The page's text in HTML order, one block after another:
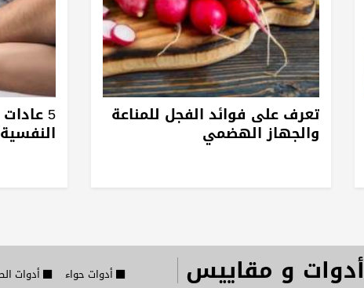
تعرف على فوائد الفجل للمناعة
والجهاز الهضمي
5
النفسية
أدوات و مقاييس أدوات حواء أدوات